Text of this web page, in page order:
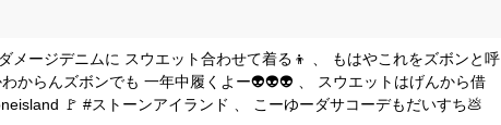
メージデニムに スウエット合わせて着る👦 、 もはやこれをズボンと呼
からんズボンでも 一年中履くよー👽👽👽 、 スウエットはげんから借
🚩 #ストーンアイランド 、 こーゆーダサコーデもだいすち💩